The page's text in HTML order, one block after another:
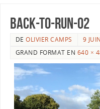
back-to-run-02
DEOLIVIER CAMPS
9
GRAND FORMAT EN 640 ×